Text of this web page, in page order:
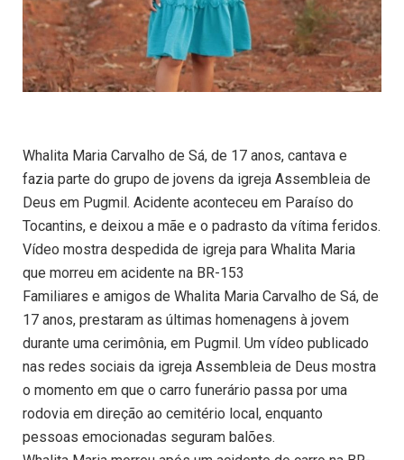
Whalita Maria Carvalho de Sá, de 17 anos, cantava e
fazia parte do grupo de jovens da igreja Assembleia de
Deus em Pugmil. Acidente aconteceu em Paraíso do
Tocantins, e deixou a mãe e o padrasto da vítima feridos.
Vídeo mostra despedida de igreja para Whalita Maria
que morreu em acidente na BR-153
Familiares e amigos de Whalita Maria Carvalho de Sá, de
17 anos, prestaram as últimas homenagens à jovem
durante uma cerimônia, em Pugmil. Um vídeo publicado
nas redes sociais da igreja Assembleia de Deus mostra
o momento em que o carro funerário passa por uma
rodovia em direção ao cemitério local, enquanto
pessoas emocionadas seguram balões.